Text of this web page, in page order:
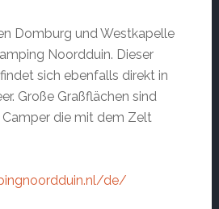
Domburg und Westkapelle
Noordduin. Dieser
sich ebenfalls direkt in
Große Graßflächen sind
Camper die mit dem Zelt
de/